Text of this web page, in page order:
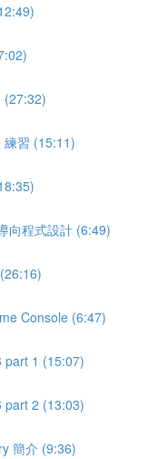
(27:32)
習 (15:11)
向程式設計 (6:49)
Console (6:47)
part 1 (15:07)
part 2 (13:03)
簡介 (9:36)